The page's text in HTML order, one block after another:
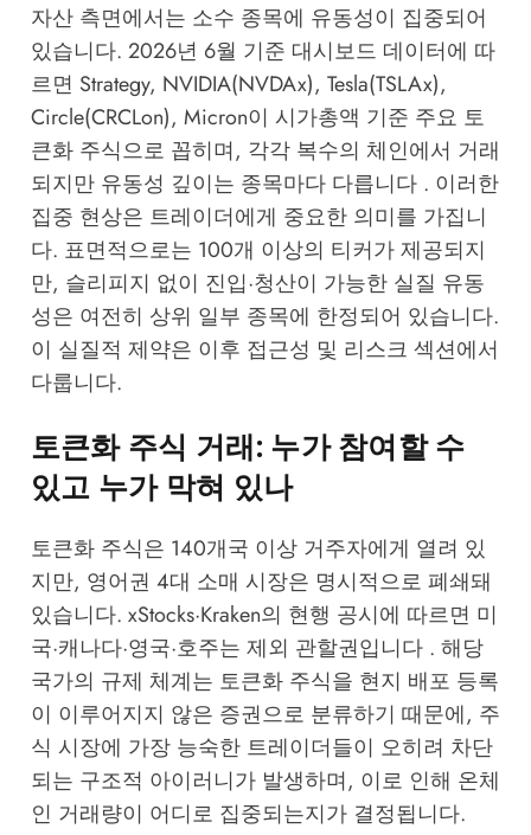
자산 측면에서는 소수 종목에 유동성이 집중되어
있습니다. 2026년 6월 기준 대시보드 데이터에 따
르면 Strategy, NVIDIA(NVDAx), Tesla(TSLAx),
Circle(CRCLon), Micron이 시가총액 기준 주요 토
큰화 주식으로 꼽히며, 각각 복수의 체인에서 거래
되지만 유동성 깊이는 종목마다 다릅니다 . 이러한
집중 현상은 트레이더에게 중요한 의미를 가집니
다. 표면적으로는 100개 이상의 티커가 제공되지
만, 슬리피지 없이 진입·청산이 가능한 실질 유동
성은 여전히 상위 일부 종목에 한정되어 있습니다.
이 실질적 제약은 이후 접근성 및 리스크 섹션에서
다룹니다.
토큰화 주식 거래: 누가 참여할 수
있고 누가 막혀 있나
토큰화 주식은 140개국 이상 거주자에게 열려 있
지만, 영어권 4대 소매 시장은 명시적으로 폐쇄돼
있습니다. xStocks·Kraken의 현행 공시에 따르면 미
국·캐나다·영국·호주는 제외 관할권입니다 . 해당
국가의 규제 체계는 토큰화 주식을 현지 배포 등록
이 이루어지지 않은 증권으로 분류하기 때문에, 주
식 시장에 가장 능숙한 트레이더들이 오히려 차단
되는 구조적 아이러니가 발생하며, 이로 인해 온체
인 거래량이 어디로 집중되는지가 결정됩니다.